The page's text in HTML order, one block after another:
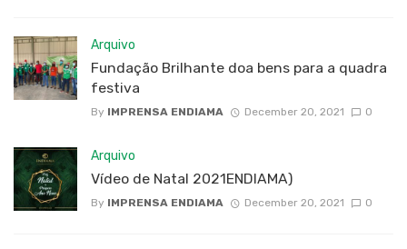
Arquivo
Fundação Brilhante doa bens para a quadra
festiva
By IMPRENSA ENDIAMA December 20, 2021 0
Arquivo
Vídeo de Natal 2021ENDIAMA)
By IMPRENSA ENDIAMA December 20, 2021 0